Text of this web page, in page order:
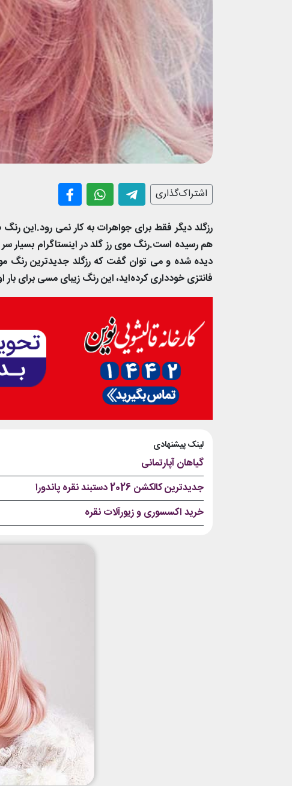
اشتراک‌گذاری
رزگلد دیگر فقط برای جواهرات به کار نمی رود.این
هم رسیده است.رنگ موی رز گلد در اینستاگرام بسیار
دیده شده و می توان گفت که رزگلد جدیدترین رنگ
فانتزی خودداری کرده‌اید، این رنگ زیبای مسی برای
لینک پیشنهادی
گیاهان آپارتمانی
جدیدترین کالکشن 2026 دستبند نقره پاندورا
خرید اکسسوری و زیورآلات نقره